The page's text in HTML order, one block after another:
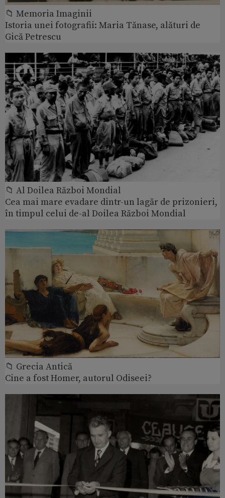
📁 Memoria Imaginii
Istoria unei fotografii: Maria Tănase, alături de
Gică Petrescu
📁 Al Doilea Război Mondial
Cea mai mare evadare dintr-un lagăr de prizonieri,
în timpul celui de-al Doilea Război Mondial
📁 Grecia Antică
Cine a fost Homer, autorul Odiseei?